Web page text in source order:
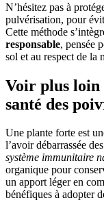
N’hésitez pas à
pulvérisation, pour
Cette méthode
responsable, pensée
sol et au respect de la
Voir plus
santé des
Une plante forte est
l’avoir débarrassée
système immunitaire
organique pour
un apport léger en
bénéfiques à adopter